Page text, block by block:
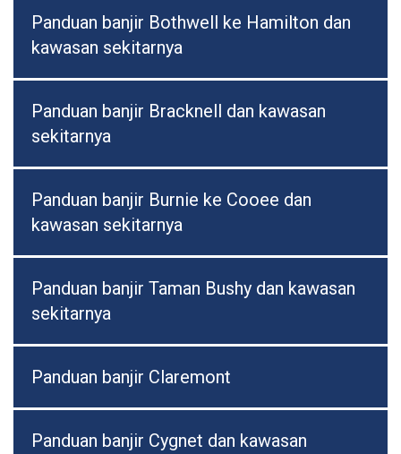
Panduan banjir Bothwell ke Hamilton dan
kawasan sekitarnya
Panduan banjir Bracknell dan kawasan
sekitarnya
Panduan banjir Burnie ke Cooee dan
kawasan sekitarnya
Panduan banjir Taman Bushy dan kawasan
sekitarnya
Panduan banjir Claremont
Panduan banjir Cygnet dan kawasan